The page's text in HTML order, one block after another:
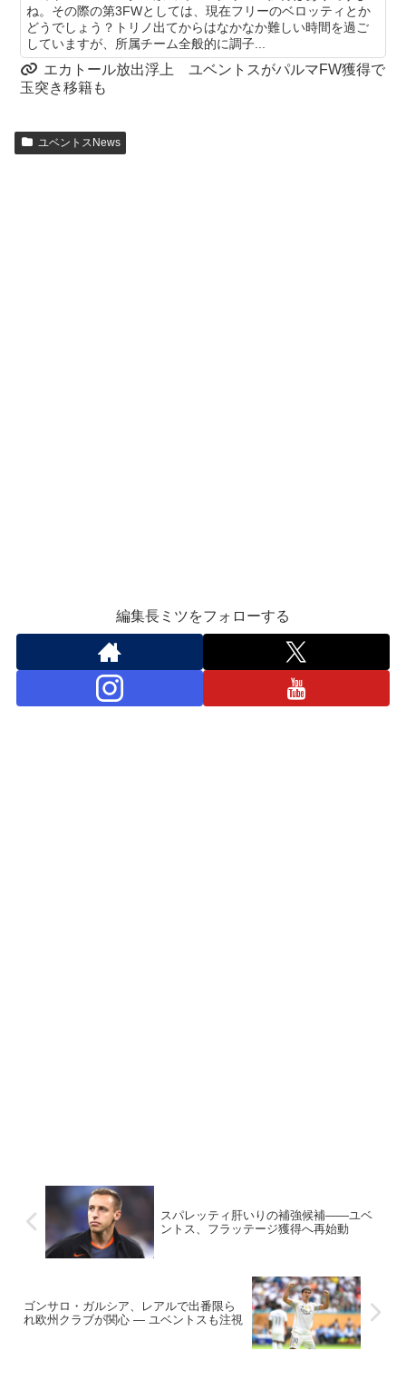
ね。その際の第3FWとしては、現在フリーのベロッティとか
どうでしょう？トリノ出てからはなかなか難しい時間を過ご
していますが、所属チーム全般的に調子...
エカトール放出浮上 ユベントスがパルマFW獲得で
玉突き移籍も
ユベントスNews
編集長ミツをフォローする
スパレッティ肝いりの補強候補――ユベ
ントス、フラッテージ獲得へ再始動
ゴンサロ・ガルシア、レアルで出番限ら
れ欧州クラブが関心 — ユベントスも注視